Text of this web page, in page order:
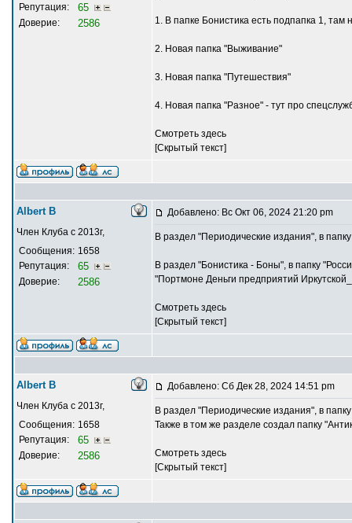
Репутация:
65
Доверие: 2586 1. В папке Бонистика есть подпапка 1,
2. Новая папка "Выживание"
3. Новая папка "Путешествия"
4. Новая папка "Разное" - тут про
Смотреть здесь
[Скрытый текст]
Albert В
Член Клуба с 2013г,
Сообщения: 1658
Репутация:
65
Доверие: 2586
Добавлено: Вс Окт 06, 2024 21:20 pm
В раздел "Периодические издания", в
В раздел "Бонистика - Боны", в папку
"Портмоне Деньги предприятий
Смотреть здесь
[Скрытый текст]
Albert В
Член Клуба с 2013г,
Сообщения: 1658
Репутация:
65
Доверие: 2586
Добавлено: Сб Дек 28, 2024 14:51 pm
В раздел "Периодические издания", в
Также в том же разделе создал папку
Смотреть здесь
[Скрытый текст]